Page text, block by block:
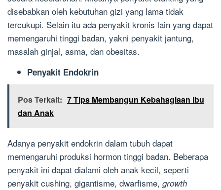
disebabkan oleh kebutuhan gizi yang lama tidak
tercukupi. Selain itu ada penyakit kronis lain yang dapat
memengaruhi tinggi badan, yakni penyakit jantung,
masalah ginjal, asma, dan obesitas.
Penyakit Endokrin
Pos Terkait: 7 Tips Membangun Kebahagiaan Ibu
dan Anak
Adanya penyakit endokrin dalam tubuh dapat
memengaruhi produksi hormon tinggi badan. Beberapa
penyakit ini dapat dialami oleh anak kecil, seperti
penyakit cushing, gigantisme, dwarfisme, growth